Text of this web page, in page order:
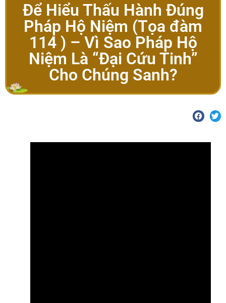
Để Hiểu Thấu Hành Đúng
Pháp Hộ Niệm (Tọa đàm
114 ) – Vì Sao Pháp Hộ
Niệm Là “Đại Cứu Tinh”
Cho Chúng Sanh?